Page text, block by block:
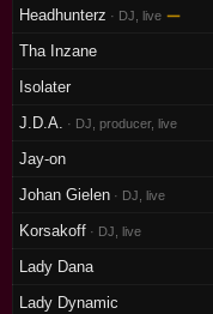
Headhunterz · DJ, live —
Tha Inzane
Isolater
J.D.A. · DJ, producer, live
Jay-on
Johan Gielen · DJ, live
Korsakoff · DJ, live
Lady Dana
Lady Dynamic